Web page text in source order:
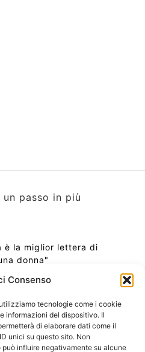
Consenso
tecnologie come i cookie
informazioni del dispositivo. Il
di elaborare dati come il
unici su questo sito. Non
influire negativamente su alcune
passo in più
è la miglior lettera di
donna"
momento
Potrebbe Essere per